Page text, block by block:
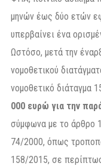
μηνών έως δύο ετών
υπερβαίνει ένα
Ωστόσο, μετά την
νομοθετικού
νομοθετικό διάταγμα
000 ευρώ για την
σύμφωνα με το άρθρο
74/2000, όπως
158/2015, σε